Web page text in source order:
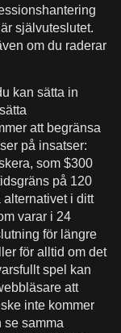
självuteslutet.
om du raderar
kan sätta in
att begränsa
på insatser:
som $300
på 120
alternativet i ditt
varar i 24
för längre
för alltid om det
spel kan
att
inte kommer
se samma